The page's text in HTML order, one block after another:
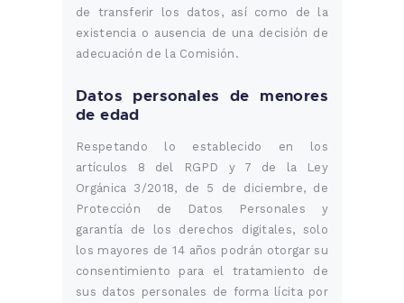
de transferir los datos, así como de la
existencia o ausencia de una decisión de
adecuación de la Comisión.
Datos personales de menores
de edad
Respetando lo establecido en los
artículos 8 del RGPD y 7 de la Ley
Orgánica 3/2018, de 5 de diciembre, de
Protección de Datos Personales y
garantía de los derechos digitales, solo
los mayores de 14 años podrán otorgar su
consentimiento para el tratamiento de
sus datos personales de forma lícita por